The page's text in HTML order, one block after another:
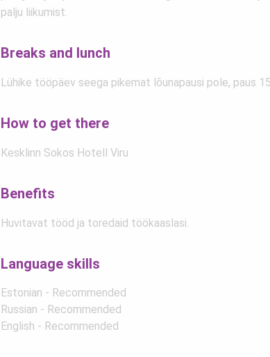
palju liikumist.
Breaks and lunch
Lühike tööpäev seega pikemat lõunapausi pole, paus 15
How to get there
Kesklinn Sokos Hotell Viru
Benefits
Huvitavat tööd ja toredaid töökaaslasi.
Language skills
Estonian - Recommended
Russian - Recommended
English - Recommended